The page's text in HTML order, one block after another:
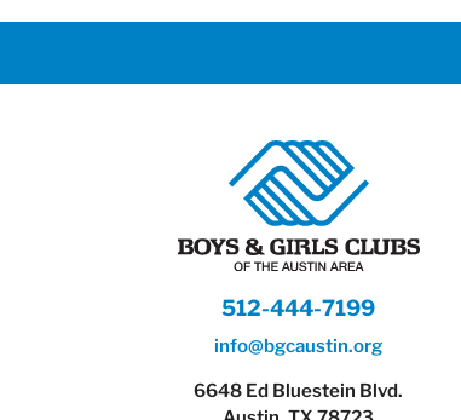
512-444-7199
info@bgcaustin.org
6648 Ed Bluestein Blvd.